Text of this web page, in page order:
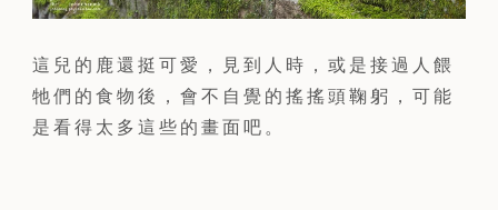
這兒的鹿還挺可愛，見到人時，或是接過人餵
牠們的食物後，會不自覺的搖搖頭鞠躬，可能
是看得太多這些的畫面吧。